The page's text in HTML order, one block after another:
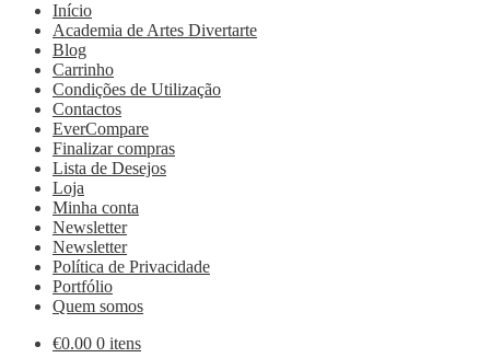
Início
Academia de Artes Divertarte
Blog
Carrinho
Condições de Utilização
Contactos
EverCompare
Finalizar compras
Lista de Desejos
Loja
Minha conta
Newsletter
Newsletter
Política de Privacidade
Portfólio
Quem somos
€0.00 0 itens